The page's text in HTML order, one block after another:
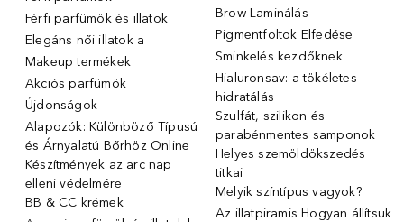
Férfi parfümök és illatok
Elegáns női illatok ️a
Makeup termékek
Akciós parfümök
Újdonságok
Alapozók: Különböző Típusú
és Árnyalatú Bőrhöz Online
Készítmények az arc nap
elleni védelmére
BB & CC krémek
Brow Laminálás
Pigmentfoltok Elfedése
Sminkelés kezdőknek
Hialuronsav: a tökéletes
hidratálás
Szulfát, szilikon és
parabénmentes samponok
Helyes szemöldökszedés
titkai
Melyik színtípus vagyok?
Az illatpiramis Hogyan állítsuk